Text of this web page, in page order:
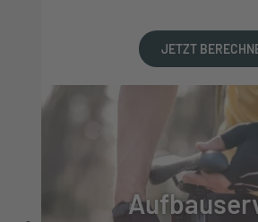
JETZT